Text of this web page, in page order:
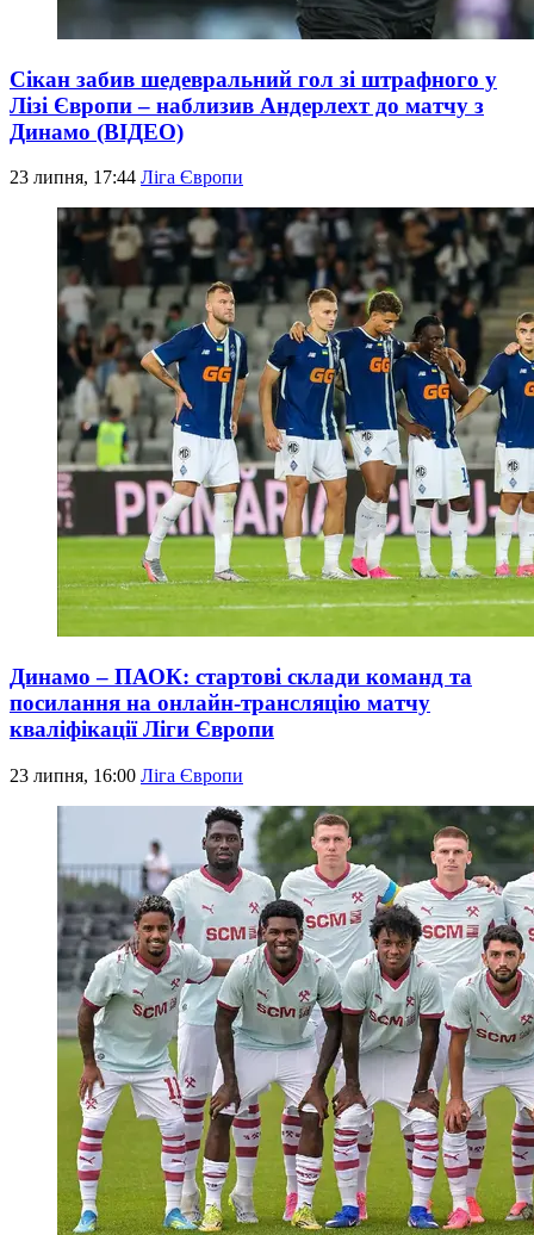
Сікан забив шедевральний гол зі штрафного у
Лізі Європи – наблизив Андерлехт до матчу з
Динамо (ВІДЕО)
23 липня, 17:44 Ліга Європи
Динамо – ПАОК: стартові склади команд та
посилання на онлайн-трансляцію матчу
кваліфікації Ліги Європи
23 липня, 16:00 Ліга Європи